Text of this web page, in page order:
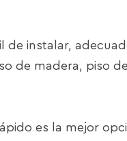
de instalar,
de madera, piso
es la mejor